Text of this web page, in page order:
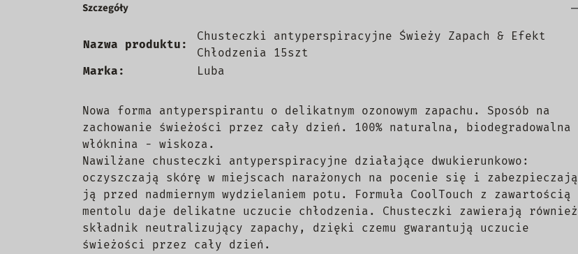
Szczegóły
Nazwa produktu:
Chusteczki antyperspiracyjne Świeży Zapach & Efekt
Chłodzenia 15szt
Marka:
Luba
Nowa forma antyperspirantu o delikatnym ozonowym zapachu. Sposób na
zachowanie świeżości przez cały dzień. 100% naturalna, biodegradowalna
włóknina - wiskoza.
Nawilżane chusteczki antyperspiracyjne działające dwukierunkowo:
oczyszczają skórę w miejscach narażonych na pocenie się i zabezpieczają
ją przed nadmiernym wydzielaniem potu. Formuła CoolTouch z zawartością
mentolu daje delikatne uczucie chłodzenia. Chusteczki zawierają również
składnik neutralizujący zapachy, dzięki czemu gwarantują uczucie
świeżości przez cały dzień.